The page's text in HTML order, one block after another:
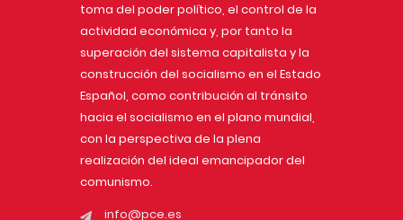
toma del poder político, el control de la
actividad económica y, por tanto la
superación del sistema capitalista y la
construcción del socialismo en el Estado
Español, como contribución al tránsito
hacia el socialismo en el plano mundial,
con la perspectiva de la plena
realización del ideal emancipador del
comunismo.
info@pce.es